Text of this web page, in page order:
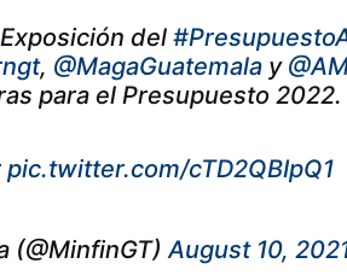
del
, @MagaGuatemala y
para el Presupuesto 2022.
pic.twitter.com/cTD2QBIpQ1
(@MinfinGT) August 10,